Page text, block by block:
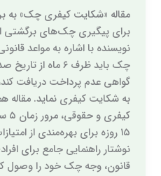
مقاله «شکایت کیفری چک» به
برای پیگیری چک‌های برگشتی
نویسنده با اشاره به مواعد
چک باید ظرف ۶ ماه
به شکایت کیفری نماید.
۱۵ روزه برای بهره‌مندی از
نوشتار راهنمایی جامع برای
قانون، وجه چک خود را وصول